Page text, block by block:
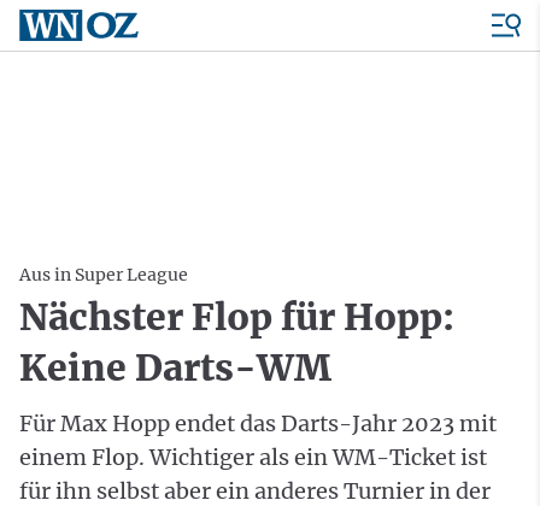
Aus in Super League
Nächster Flop für Hopp:
Keine Darts-WM
Für Max Hopp endet das Darts-Jahr 2023 mit
einem Flop. Wichtiger als ein WM-Ticket ist
für ihn selbst aber ein anderes Turnier in der